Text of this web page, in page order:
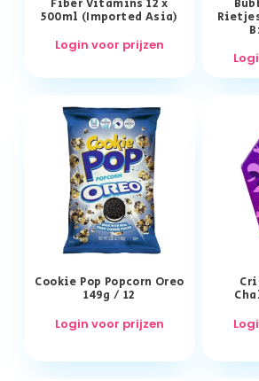
Fiber Vitamins 12 x
500ml (Imported Asia)
Login voor prijzen
Cookie Pop Popcorn Oreo
149g / 12
Login voor prijzen